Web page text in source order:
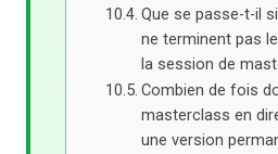
Que se passe-t-il
ne terminent pas
la session de
Combien de fois
masterclass en
une version